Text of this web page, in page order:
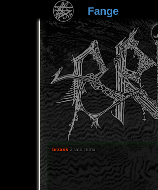
Fange
brzask 3 lata temu